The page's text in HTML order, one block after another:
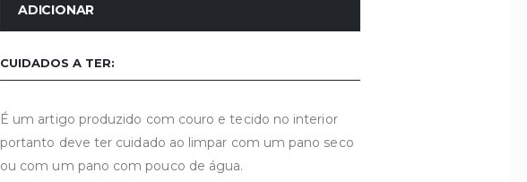
ADICIONAR
CUIDADOS A TER:
É um artigo produzido com couro e tecido no interior
portanto deve ter cuidado ao limpar com um pano seco
ou com um pano com pouco de água.